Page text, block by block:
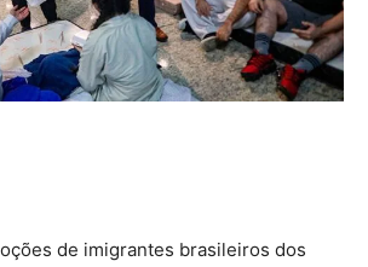
de imigrantes brasileiros dos